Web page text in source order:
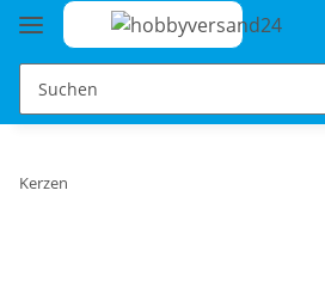
Kerzen